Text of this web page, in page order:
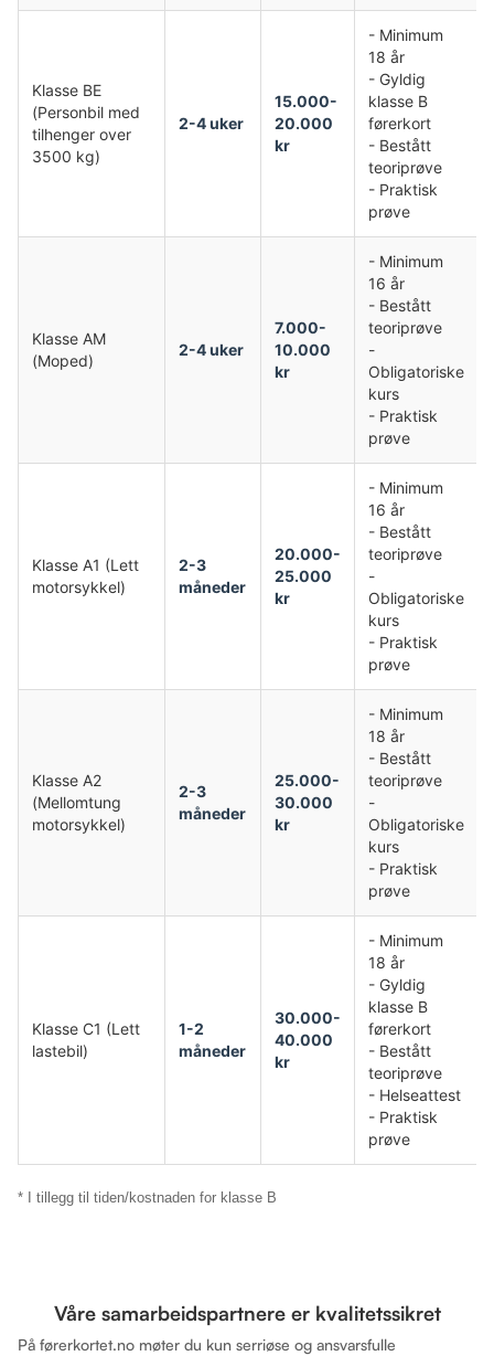
Klasse BE
(Personbil med
tilhenger over
3500 kg)
2-4 uker
15.000-
20.000
kr
- Minimum
18 år
- Gyldig
klasse B
førerkort
- Bestått
teoriprøve
- Praktisk
prøve
Klasse AM
(Moped)
2-4 uker
7.000-
10.000
kr
- Minimum
16 år
- Bestått
teoriprøve
-
Obligatoriske
kurs
- Praktisk
prøve
Klasse A1 (Lett
motorsykkel)
2-3
måneder
20.000-
25.000
kr
- Minimum
16 år
- Bestått
teoriprøve
-
Obligatoriske
kurs
- Praktisk
prøve
Klasse A2
(Mellomtung
motorsykkel)
2-3
måneder
25.000-
30.000
kr
- Minimum
18 år
- Bestått
teoriprøve
-
Obligatoriske
kurs
- Praktisk
prøve
Klasse C1 (Lett
lastebil)
1-2
måneder
30.000-
40.000
kr
- Minimum
18 år
- Gyldig
klasse B
førerkort
- Bestått
teoriprøve
- Helseattest
- Praktisk
prøve
* I tillegg til tiden/kostnaden for klasse B
Våre samarbeidspartnere er kvalitetssikret
På førerkortet.no møter du kun serriøse og ansvarsfulle